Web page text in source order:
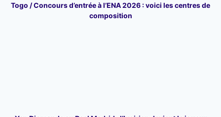
Togo / Concours d’entrée à l’ENA 2026 : voici les centres de
composition